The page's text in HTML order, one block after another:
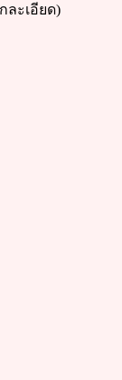
ละเอียด)